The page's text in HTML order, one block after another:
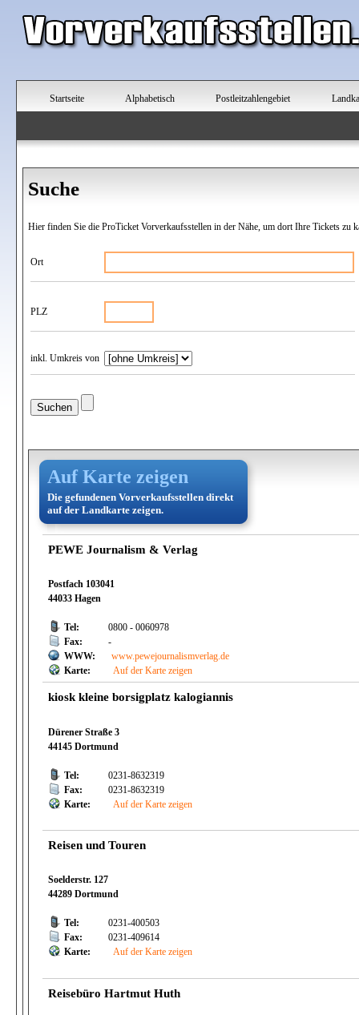
Startseite Alphabetisch Postleitzahlengebiet
Suche
Hier finden Sie die ProTicket Vorverkaufsstellen in der Nähe, um dort Ihre Tickets zu
Ort
PLZ
inkl. Umkreis von
Auf Karte zeigen
Die gefundenen Vorverkaufsstellen direkt
auf der Landkarte zeigen.
PEWE Journalism & Verlag
Postfach 103041
44033 Hagen
Tel:
0800 - 0060978
Fax:
-
WWW:
www.pewejournalismverlag.de
Karte:
Auf der Karte zeigen
kiosk kleine borsigplatz kalogiannis
Dürener Straße 3
44145 Dortmund
Tel:
0231-8632319
Fax:
0231-8632319
Karte:
Auf der Karte zeigen
Reisen und Touren
Soelderstr. 127
44289 Dortmund
Tel:
0231-400503
Fax:
0231-409614
Karte:
Auf der Karte zeigen
Reisebüro Hartmut Huth